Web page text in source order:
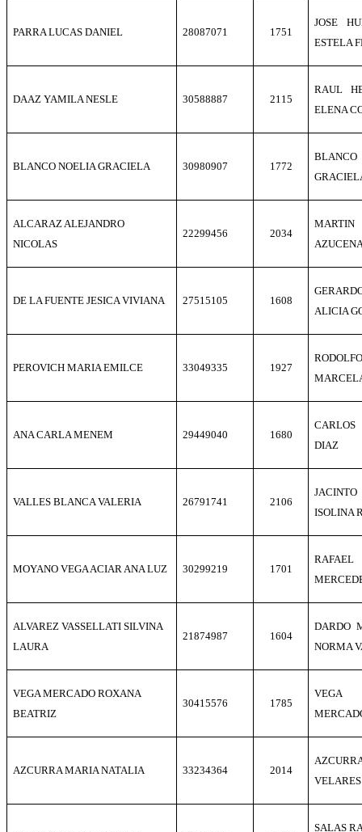
PARRA LUCAS DANIEL 28087071 1751
JOSE
ESTELA
DAAZ YAMILA NESLE 30588887 2115
RAUL
ELENA
BLANCO NOELIA GRACIELA 30980907 1772
ALCARAZ ALEJANDRO
NICOLAS
22299456 2034
DE LA FUENTE JESICA VIVIANA 27515105 1608
ALICIA
PEROVICH MARIA EMILCE 33049335 1927
ANA CARLA MENEM 29449040 1680
DIAZ
VALLES BLANCA VALERIA 26791741 2106
ISOLINA
MOYANO VEGA ACIAR ANA LUZ 30299219 1701
ALVAREZ VASSELLATI SILVINA
LAURA
21874987 1604
DARDO
NORMA
VEGA MERCADO ROXANA
BEATRIZ
30415576 1785
VEGA
AZCURRA MARIA NATALIA 33234364 2014
SALAS